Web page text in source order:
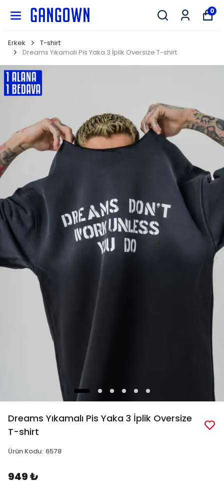
0
Erkek
T-shirt
Dreams Yıkamalı Pis Yaka 3 İplik Oversize T-shirt
Dreams Yıkamalı Pis Yaka 3 İplik Oversize
T-shirt
Ürün Kodu: 6578
949 ₺